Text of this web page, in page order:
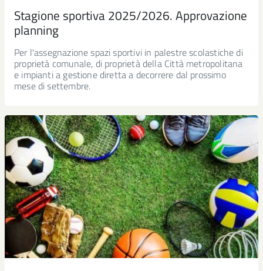
Stagione sportiva 2025/2026. Approvazione
planning
Per l'assegnazione spazi sportivi in palestre scolastiche di
proprietà comunale, di proprietà della Città metropolitana
e impianti a gestione diretta a decorrere dal prossimo
mese di settembre.